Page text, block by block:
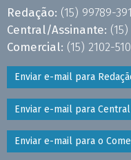
Redação: (15) 99789-
Central/Assinante:
Comercial: (15) 2102-
Enviar e-mail para
Enviar e-mail para
Enviar e-mail para o